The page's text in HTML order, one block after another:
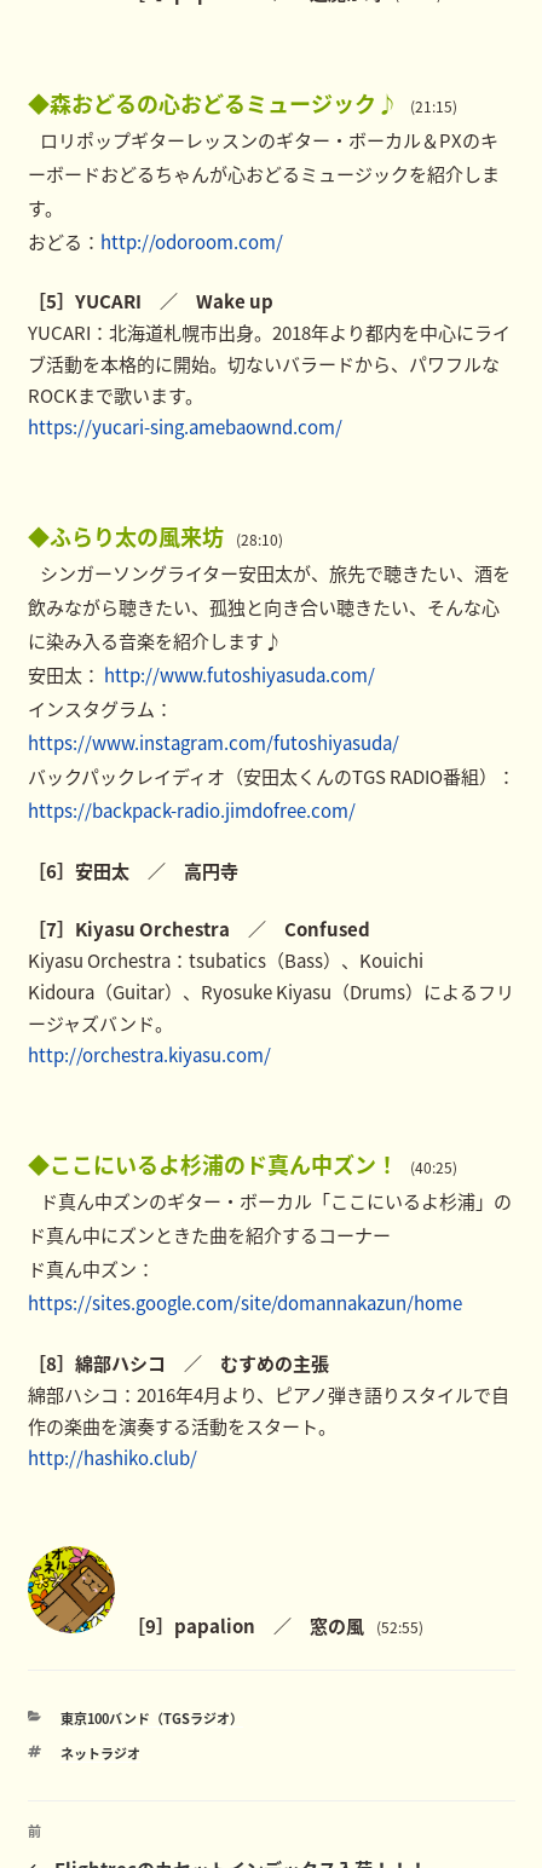
◆森おどるの心おどるミュージック♪ (21:15)
ロリポップギターレッスンのギター・ボーカル＆PXのキ
ーボードおどるちゃんが心おどるミュージックを紹介しま
す。
おどる： http://odoroom.com/
［5］YUCARI ／ Wake up
YUCARI：北海道札幌市出身。2018年より都内を中心にライ
ブ活動を本格的に開始。切ないバラードから、パワフルな
ROCKまで歌います。
https://yucari-sing.amebaownd.com/
◆ふらり太の風来坊 (28:10)
シンガーソングライター安田太が、旅先で聴きたい、酒を
飲みながら聴きたい、孤独と向き合い聴きたい、そんな心
に染み入る音楽を紹介します♪
安田太： http://www.futoshiyasuda.com/
インスタグラム：
https://www.instagram.com/futoshiyasuda/
バックパックレイディオ（安田太くんのTGS RADIO番組）：
https://backpack-radio.jimdofree.com/
［6］安田太 ／ 高円寺
［7］Kiyasu Orchestra ／ Confused
Kiyasu Orchestra：tsubatics（Bass）、Kouichi
Kidoura（Guitar）、Ryosuke Kiyasu（Drums）によるフリ
ージャズバンド。
http://orchestra.kiyasu.com/
◆ここにいるよ杉浦のド真ん中ズン！ (40:25)
ド真ん中ズンのギター・ボーカル「ここにいるよ杉浦」の
ド真ん中にズンときた曲を紹介するコーナー
ド真ん中ズン：
https://sites.google.com/site/domannakazun/home
［8］綿部ハシコ ／ むすめの主張
綿部ハシコ：2016年4月より、ピアノ弾き語りスタイルで自
作の楽曲を演奏する活動をスタート。
http://hashiko.club/
［9］papalion ／ 窓の風 (52:55)
カ
ゴ
東京100バンド（TGSラジオ）
タ
ネットラジオ
投
前
の
前